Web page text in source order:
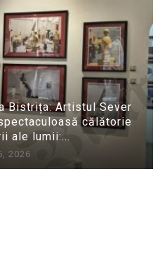
Bistrița: Artistul Sever
călătorie
ale lumii:...
2026